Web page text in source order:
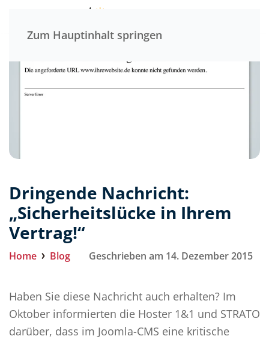
Zum Hauptinhalt springen
Dringende Nachricht:
„Sicherheitslücke in Ihrem
Vertrag!“
Home Blog Geschrieben am 14. Dezember 2015
Haben Sie diese Nachricht auch erhalten? Im
Oktober informierten die Hoster 1&1 und STRATO
darüber, dass im Joomla-CMS eine kritische